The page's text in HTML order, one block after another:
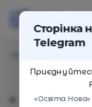
Сторінка
Telegram
«Освіта Нова»